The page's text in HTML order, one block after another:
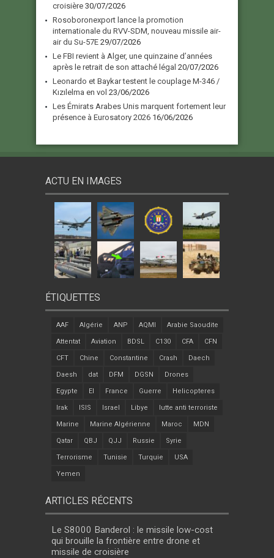
croisière 30/07/2026
Rosoboronexport lance la promotion
internationale du RVV-SDM, nouveau missile air-
air du Su-57E 29/07/2026
Le FBI revient à Alger, une quinzaine d’années
après le retrait de son attaché légal 20/07/2026
Leonardo et Baykar testent le couplage M-346 /
Kızılelma en vol 23/06/2026
Les Émirats Arabes Unis marquent fortement leur
présence à Eurosatory 2026 16/06/2026
ACTU EN IMAGES
ÉTIQUETTES
AAF Algérie ANP AQMI Arabie Saoudite
Attentat Aviation BDSL C130 CFA CFN
CFT Chine Constantine Crash Daech
Daesh dat DFM DGSN Drones
Egypte EI France Guerre Helicopteres
Irak ISIS Israel Libye lutte anti terroriste
Marine Marine Algérienne Maroc MDN
Qatar QBJ QJJ Russie Syrie
Terrorisme Tunisie Turquie USA
Yemen
ARTICLES RÉCENTS
Le S8000 Banderol : le missile low-cost
qui brouille la frontière entre drone et
missile de croisière